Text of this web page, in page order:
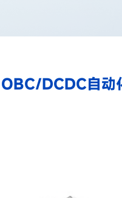
OBC/DCDC自动